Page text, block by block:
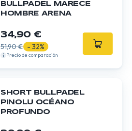
BULLPADEL MARECE
HOMBRE ARENA
34,90 €
51,90 € - 32%
Precio de comparación
SHORT BULLPADEL
PINOLU OCÉANO
PROFUNDO